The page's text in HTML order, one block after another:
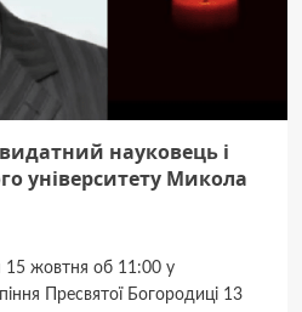
науковець і
університету Микола
15 жовтня об 11:00 у
Пресвятої Богородиці 13